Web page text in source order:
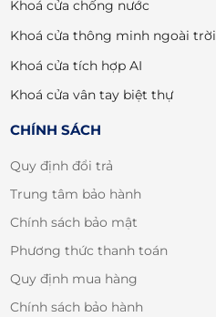
Khoá cửa chống nước
Khoá cửa thông minh ngoài trời
Khoá cửa tích hợp AI
Khoá cửa vân tay biệt thự
CHÍNH SÁCH
Quy định đổi trả
Trung tâm bảo hành
Chính sách bảo mật
Phương thức thanh toán
Quy định mua hàng
Chính sách bảo hành